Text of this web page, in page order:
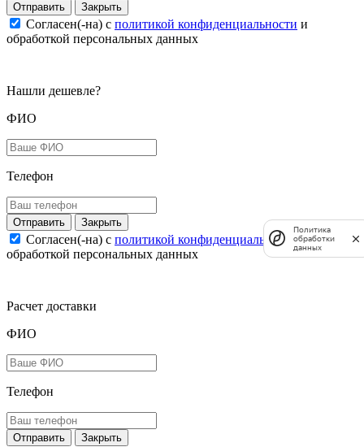
Закрыть
Согласен(-на) c политикой конфиденциальности и
обработкой персональных данных
Нашли дешевле?
ФИО
Телефон
Закрыть
Согласен(-на) c политикой конфиденциальностии
обработкой персональных данных
Расчет доставки
ФИО
Телефон
Закрыть
Политика
обработки
данных